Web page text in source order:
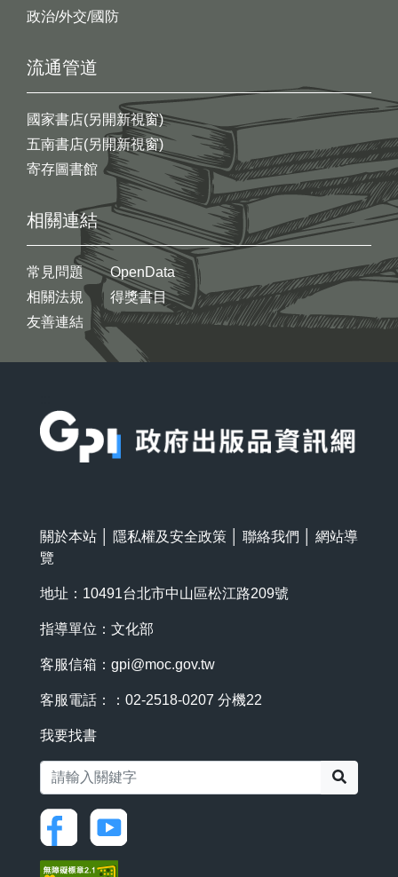
政治/外交/國防
流通管道
國家書店(另開新視窗)
五南書店(另開新視窗)
寄存圖書館
相關連結
常見問題
相關法規
友善連結
OpenData
得獎書目
關於本站 隱私權及安全政策 聯絡我們
網站導
覽
地址：10491台北市中山區松江路209號
指導單位：文化部
客服信箱： gpi@moc.gov.tw
客服電話：：02-2518-0207 分機22
我要找書